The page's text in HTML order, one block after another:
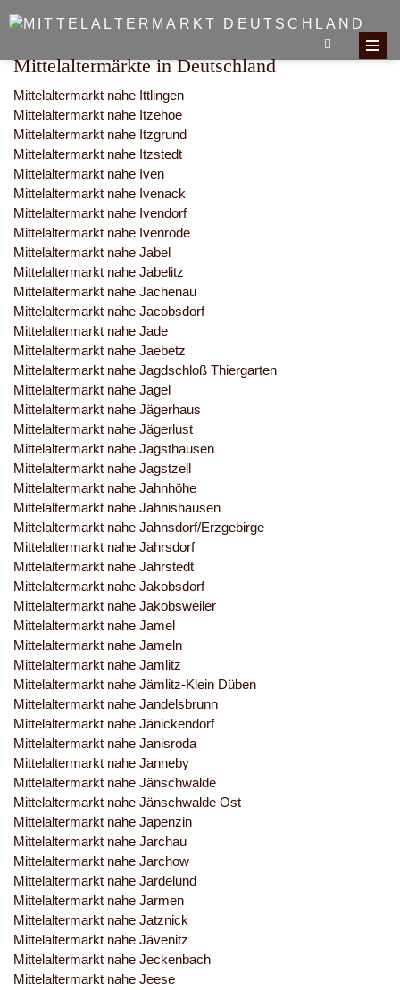
Mittelaltermärkte in Deutschland
Mittelaltermarkt nahe Ittlingen
Mittelaltermarkt nahe Itzehoe
Mittelaltermarkt nahe Itzgrund
Mittelaltermarkt nahe Itzstedt
Mittelaltermarkt nahe Iven
Mittelaltermarkt nahe Ivenack
Mittelaltermarkt nahe Ivendorf
Mittelaltermarkt nahe Ivenrode
Mittelaltermarkt nahe Jabel
Mittelaltermarkt nahe Jabelitz
Mittelaltermarkt nahe Jachenau
Mittelaltermarkt nahe Jacobsdorf
Mittelaltermarkt nahe Jade
Mittelaltermarkt nahe Jaebetz
Mittelaltermarkt nahe Jagdschloß Thiergarten
Mittelaltermarkt nahe Jagel
Mittelaltermarkt nahe Jägerhaus
Mittelaltermarkt nahe Jägerlust
Mittelaltermarkt nahe Jagsthausen
Mittelaltermarkt nahe Jagstzell
Mittelaltermarkt nahe Jahnhöhe
Mittelaltermarkt nahe Jahnishausen
Mittelaltermarkt nahe Jahnsdorf/Erzgebirge
Mittelaltermarkt nahe Jahrsdorf
Mittelaltermarkt nahe Jahrstedt
Mittelaltermarkt nahe Jakobsdorf
Mittelaltermarkt nahe Jakobsweiler
Mittelaltermarkt nahe Jamel
Mittelaltermarkt nahe Jameln
Mittelaltermarkt nahe Jamlitz
Mittelaltermarkt nahe Jämlitz-Klein Düben
Mittelaltermarkt nahe Jandelsbrunn
Mittelaltermarkt nahe Jänickendorf
Mittelaltermarkt nahe Janisroda
Mittelaltermarkt nahe Janneby
Mittelaltermarkt nahe Jänschwalde
Mittelaltermarkt nahe Jänschwalde Ost
Mittelaltermarkt nahe Japenzin
Mittelaltermarkt nahe Jarchau
Mittelaltermarkt nahe Jarchow
Mittelaltermarkt nahe Jardelund
Mittelaltermarkt nahe Jarmen
Mittelaltermarkt nahe Jatznick
Mittelaltermarkt nahe Jävenitz
Mittelaltermarkt nahe Jeckenbach
Mittelaltermarkt nahe Jeese